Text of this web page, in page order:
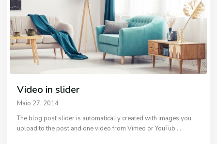
Video in slider
Maio 27, 2014
The blog post slider is automatically created with images you
upload to the post and one video from Vimeo or YouTub ...